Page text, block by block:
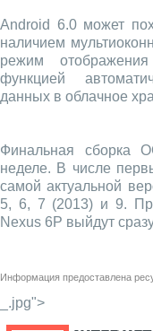
Android 6.0 может
наличием
режим
функцией
данных в облачное
Финальная сборка
неделе. В числе
самой актуальной
5, 6, 7 (2013) и 9.
Nexus 6P выйдут
Информация предоставлена
_.jpg">